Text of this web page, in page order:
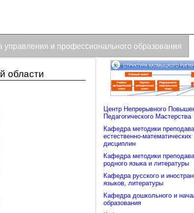
управления и профессионального образования
области
Центр Непрерывного
Педагогического Мастерства
Кафедра методики
естественно-математических
дисциплин
Кафедра методики
родного языка и литературы
Кафедра русского и
языков, литературы
Кафедра дошкольного и
образования